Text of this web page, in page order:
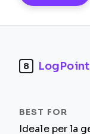
8 LogPoint
Ideale per la